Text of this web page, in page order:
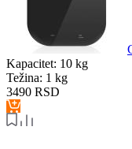
Kapacitet: 10 kg
Težina: 1 kg
3490 RSD